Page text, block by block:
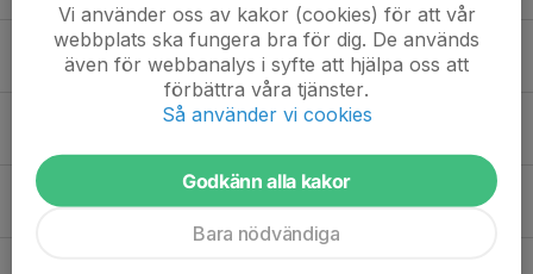
21. Laith Alsayd
13. Max Fahlberg
Vi använder oss av kakor (cookies) för att vår
webbplats ska fungera bra för dig. De används
även för webbanalys i syfte att hjälpa oss att
förbättra våra tjänster.
Så använder vi cookies
Godkänn alla kakor
Bara nödvändiga